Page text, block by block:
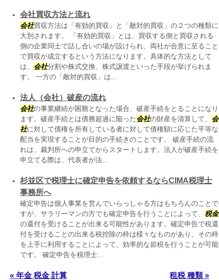
会社買収方法と流れ
会社買収方法は「有効的買収」と「敵対的買収」の２つの種類に
大別されます。 「有効的買収」とは、買収する側と買収される
側の企業同士で話し合いの場が設けられ、両社が合意に至ること
で買収が成立するという方法になります。具体的な方法として
は、 会社分割や株式交換、株式譲渡といった手段が挙げられま
す。 一方の「敵対的買収」は...
法人（会社）破産の流れ
会社の事業継続が困難となった場合、破産手続をとることになり
ます。破産手続とは債務超過に陥った会社の財産を清算して、 会
社に対して債権を所有している者に対して債権額に応じた平等な
配当を実現することが目的の手続きのことです。 破産手続の流
れは、裁判所への申立てからスタートします。法人が破産手続を
申立てる際は、代表者が法...
杉並区で税理士に確定申告を依頼するならCIMA税理士
事務所へ
確定申告は個人事業を営んでいらっしゃる方はもちろんのことで
すが、サラリーマンの方でも確定申告を行うことによって、 税金
の還付を受けることが出来る可能性があります。確定申告で税還
付を受けることの出来る税控除の枠は様々なものがあり、その枠
を上手に利用することによって、効率的な節税を行うことが可能
です。 確定申告を税理士...
« 年金 税金 計算 租税 種類 »